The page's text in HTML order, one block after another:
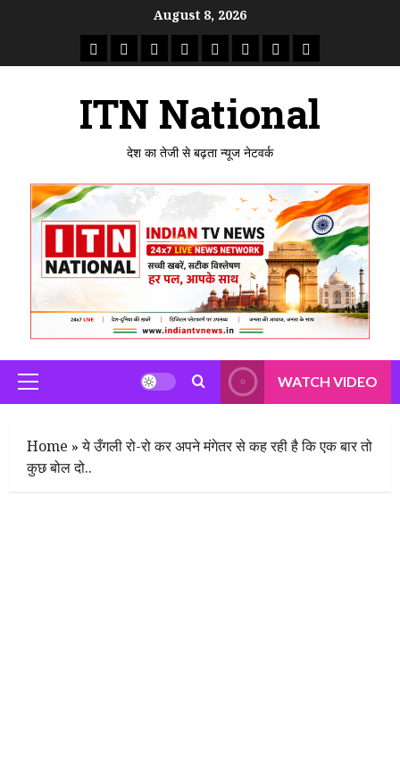
August 8, 2026
राष्ट्रीयताजा
उत्तर
मध्य
राजस्थान
पंजाब गुजरातमहाराष्ट्र
ITN National
देश का तेजी से बढ़ता न्यूज नेटवर्क
Primary
Menu
WATCH VIDEO
Home »ये उँगली रो-रो कर अपने मंगेतर से कह रही है कि एक बार तो
कुछ बोल दो..